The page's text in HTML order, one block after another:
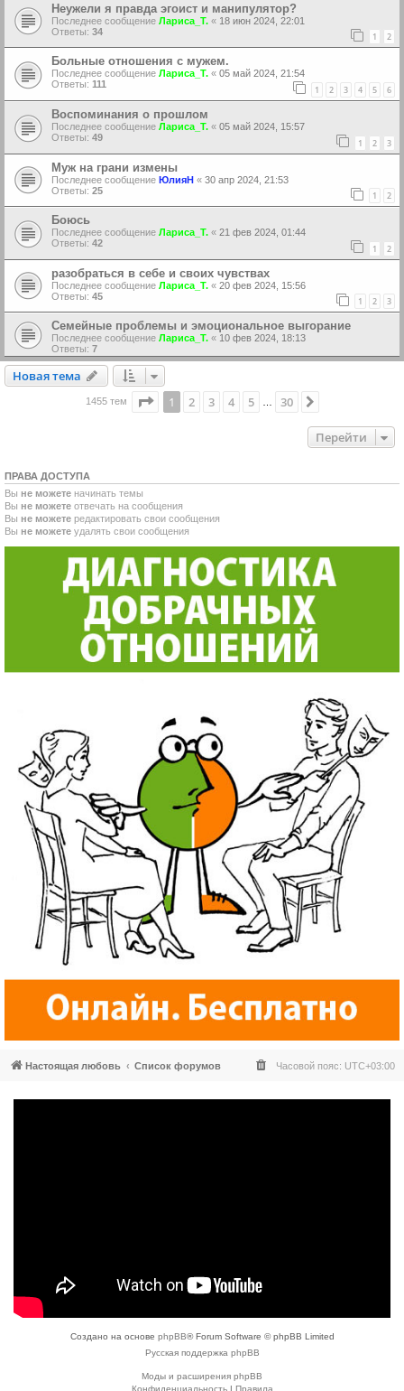
Неужели я правда эгоист и манипулятор?
Последнее сообщение Лариса_Т. « 18 июн 2024, 22:01
Ответы: 34 1 2
Больные отношения с мужем.
Последнее сообщение Лариса_Т. « 05 май 2024, 21:54
Ответы: 111 1 2 3 4 5 6
Воспоминания о прошлом
Последнее сообщение Лариса_Т. « 05 май 2024, 15:57
Ответы: 49 1 2 3
Муж на грани измены
Последнее сообщение ЮлияН « 30 апр 2024, 21:53
Ответы: 25 1 2
Боюсь
Последнее сообщение Лариса_Т. « 21 фев 2024, 01:44
Ответы: 42 1 2
разобраться в себе и своих чувствах
Последнее сообщение Лариса_Т. « 20 фев 2024, 15:56
Ответы: 45 1 2 3
Семейные проблемы и эмоциональное выгорание
Последнее сообщение Лариса_Т. « 10 фев 2024, 18:13
Ответы: 7
Новая тема
Новаятема
1455 тем Страница из 30
1 2 3 4 5 … 30
Перейти
ПРАВА ДОСТУПА
Вы не можете начинать темы
Вы не можете отвечать на сообщения
Вы не можете редактировать свои сообщения
Вы не можете удалять свои сообщения
Настоящая любовь Список форумов Часовой пояс: UTC+03:00
Создано на основе phpBB® Forum Software © phpBB Limited
Русская поддержка phpBB
Моды и расширения phpBB
Конфиденциальность| Правила